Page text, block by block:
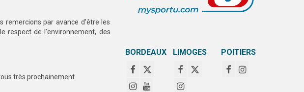
remercions par avance d’être les
respect de l’environnement, des
très prochainement.
BORDEAUX LIMOGES POITIERS